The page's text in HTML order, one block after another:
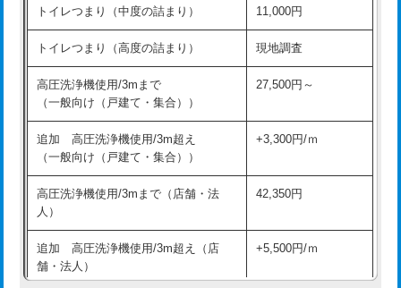
トイレつまり（中度の詰まり） 11,000円
トイレつまり（高度の詰まり） 現地調査
高圧洗浄機使用/3mまで
（一般向け（戸建て・集合））
27,500円～
追加 高圧洗浄機使用/3m超え
（一般向け（戸建て・集合））
+3,300円/ｍ
高圧洗浄機使用/3mまで（店舗・法
人）
42,350円
追加 高圧洗浄機使用/3m超え（店
舗・法人）
+5,500円/ｍ